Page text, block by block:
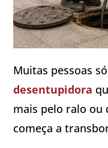
Muitas pessoas
desentupidora
mais pelo ralo ou
começa a